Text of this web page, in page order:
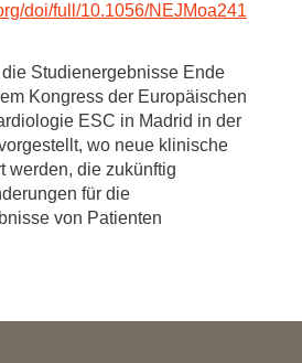
doi/full/10.1056/NEJMoa241
Studienergebnisse Ende
Kongress der Europäischen
ESC in Madrid in der
wo neue klinische
werden, die zukünftig
für die
von Patienten